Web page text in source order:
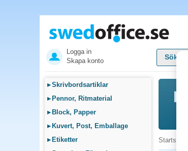
Logga in
Skapa konto
▸Skrivbordsartiklar
▸ Pennor, Ritmaterial
▸ Block, Papper
▸ Kuvert, Post, Emballage
▸ Etiketter
Startsida